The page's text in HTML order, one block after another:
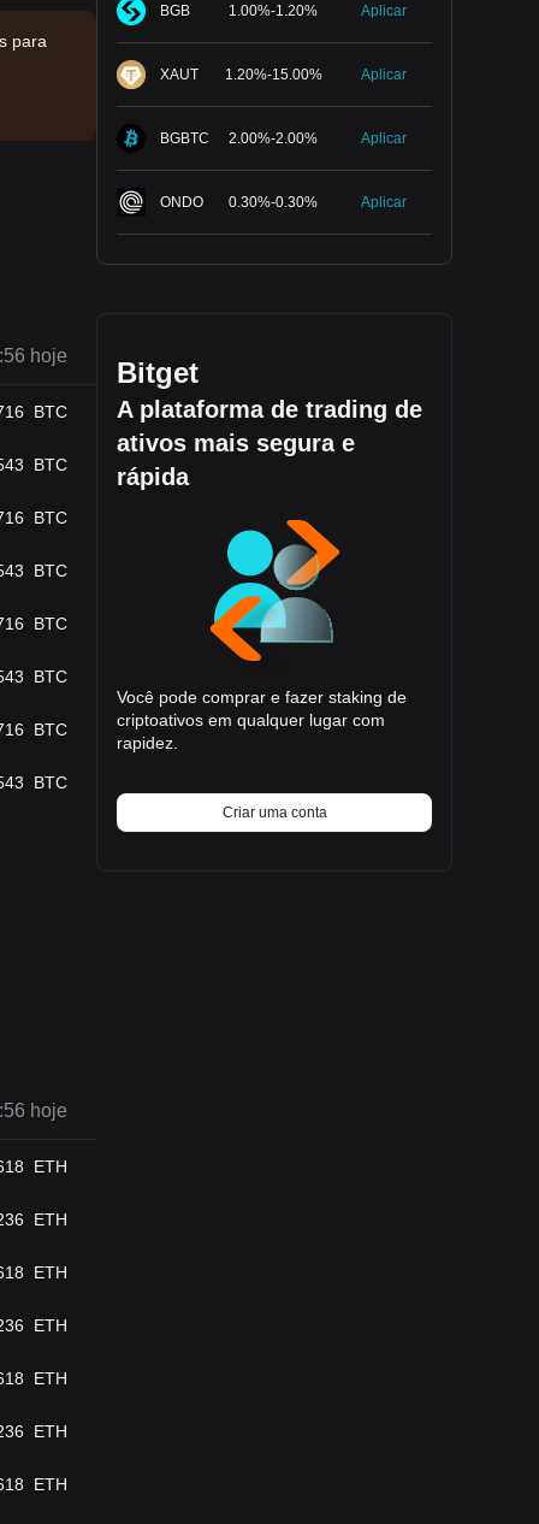
para
hoje
BTC
BTC
BTC
BTC
BTC
BTC
BTC
BTC
hoje
ETH
ETH
ETH
ETH
ETH
ETH
ETH
BGB 1.00%-1.20% Aplicar
XAUT 1.20%-15.00% Aplicar
BGBTC 2.00%-2.00% Aplicar
ONDO 0.30%-0.30% Aplicar
Bitget
A plataforma de trading de
ativos mais segura e
rápida
Você pode comprar e fazer staking de
criptoativos em qualquer lugar com
rapidez.
Criar uma conta